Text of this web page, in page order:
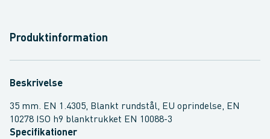
Produktinformation
Beskrivelse
35 mm. EN 1.4305, Blankt rundstål, EU oprindelse, EN
10278 ISO h9 blanktrukket EN 10088-3
Specifikationer